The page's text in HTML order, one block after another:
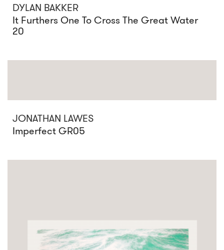
DYLAN BAKKER
It Furthers One To Cross The Great Water
20
JONATHAN LAWES
Imperfect GR05